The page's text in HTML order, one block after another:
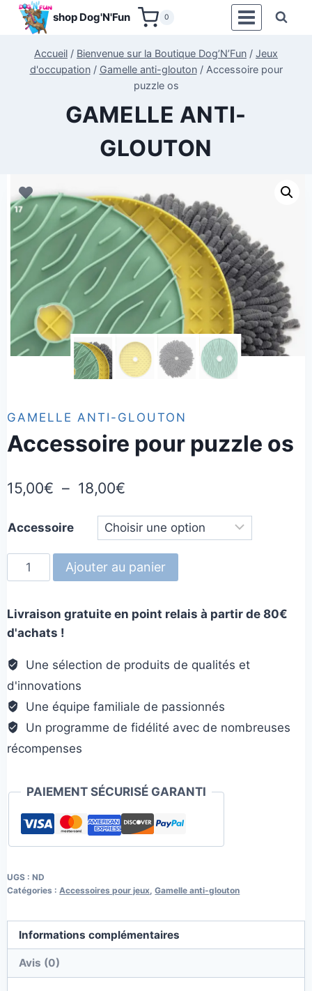
Aller
contenu
shop Dog'N'Fun 0
Accueil / Bienvenue sur la Boutique Dog’N’Fun / Jeux
d'occupation / Gamelle anti-glouton / Accessoire pour
puzzle os
GAMELLE ANTI-
GLOUTON
GAMELLE ANTI-GLOUTON
Accessoire pour puzzle os
15,00€ – 18,00€
prix :
15,00€
à
18,00€
Accessoire
quantité
de
pour
puzzle
os
Ajouter au panier
Livraison gratuite en point relais à partir de 80€
d'achats !
Une sélection de produits de qualités et
d'innovations
Une équipe familiale de passionnés
Un programme de fidélité avec de nombreuses
récompenses
PAIEMENT SÉCURISÉ GARANTI
UGS :ND
Catégories :Accessoires pour jeux ,Gamelle anti-glouton
Informations complémentaires
Avis (0)